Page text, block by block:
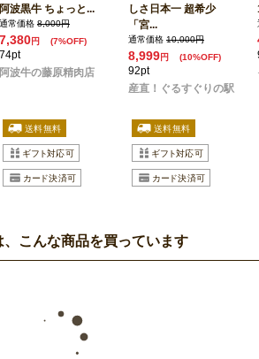
阿波黒牛 ちょっと...
通常価格 8,000円
7,380円 (7%OFF)
74pt
阿波牛の藤原精肉店
しさ日本一 超希少
「宮...
通常価格 10,000円
8,999円 (10%OFF)
92pt
産直！ぐるすぐりの駅
こんな商品を買っています